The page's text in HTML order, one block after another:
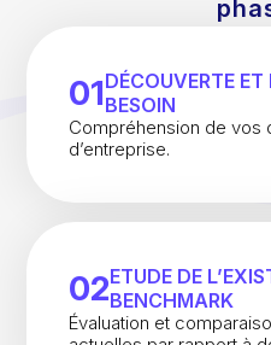
01DÉCOUVERTE
BESOIN
Compréhension de vos
d’entreprise.
02ETUDE DE
BENCHMARK
Évaluation et